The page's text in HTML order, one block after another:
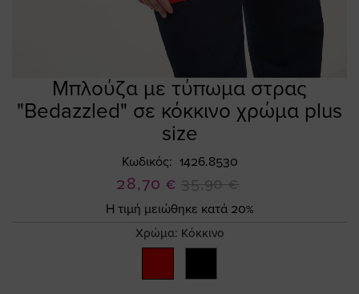
Μπλούζα με τύπωμα στρας
"Bedazzled" σε κόκκινο χρώμα plus
size
Κωδικός 1426.8530
Ειδική
Τιμή
28,70 € 35,90 €
Η τιμή μειώθηκε κατά 20%
Χρώμα: Κόκκινο
to
the